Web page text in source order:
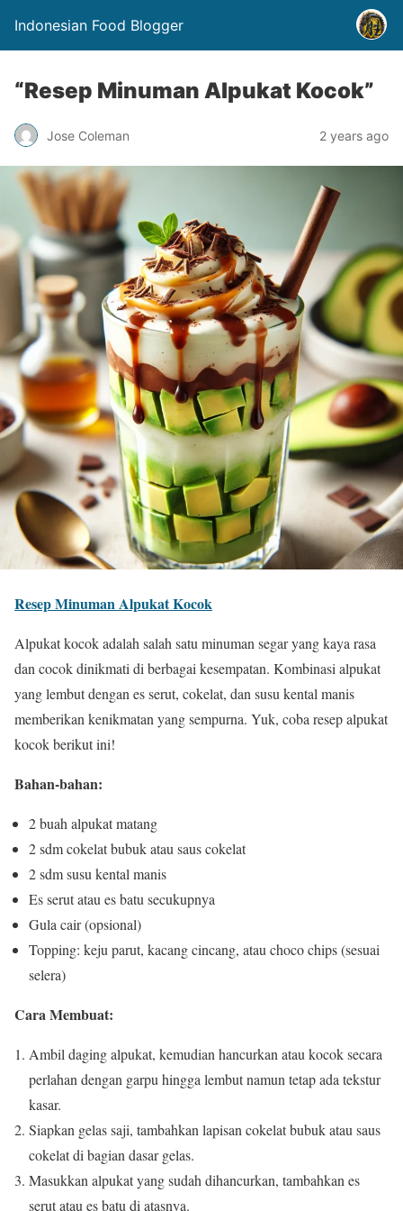
Indonesian Food Blogger
“Resep Minuman Alpukat Kocok”
Jose Coleman 2 years ago
Resep Minuman Alpukat Kocok
Alpukat kocok adalah salah satu minuman segar yang kaya rasa
dan cocok dinikmati di berbagai kesempatan. Kombinasi alpukat
yang lembut dengan es serut, cokelat, dan susu kental manis
memberikan kenikmatan yang sempurna. Yuk, coba resep alpukat
kocok berikut ini!
Bahan-bahan:
2 buah alpukat matang
2 sdm cokelat bubuk atau saus cokelat
2 sdm susu kental manis
Es serut atau es batu secukupnya
Gula cair (opsional)
Topping: keju parut, kacang cincang, atau choco chips (sesuai
selera)
Cara Membuat:
Ambil daging alpukat, kemudian hancurkan atau kocok secara
perlahan dengan garpu hingga lembut namun tetap ada tekstur
kasar.
Siapkan gelas saji, tambahkan lapisan cokelat bubuk atau saus
cokelat di bagian dasar gelas.
Masukkan alpukat yang sudah dihancurkan, tambahkan es
serut atau es batu di atasnya.